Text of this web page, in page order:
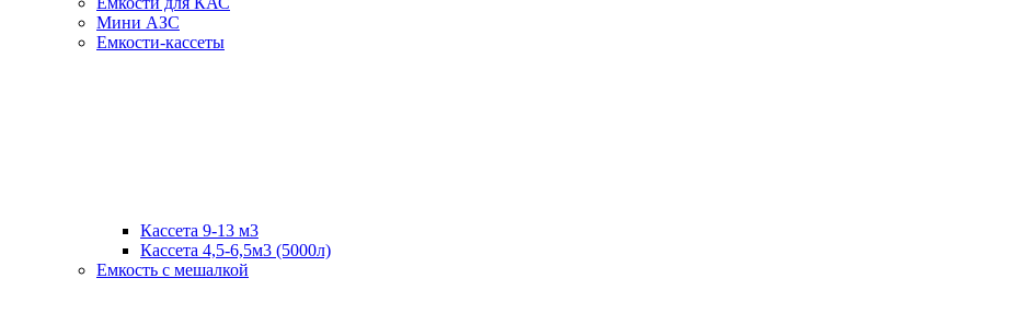
Мини АЗС
Емкости-кассеты
Кассета 9-13 м3
Кассета 4,5-6,5м3 (5000л)
Емкость с мешалкой